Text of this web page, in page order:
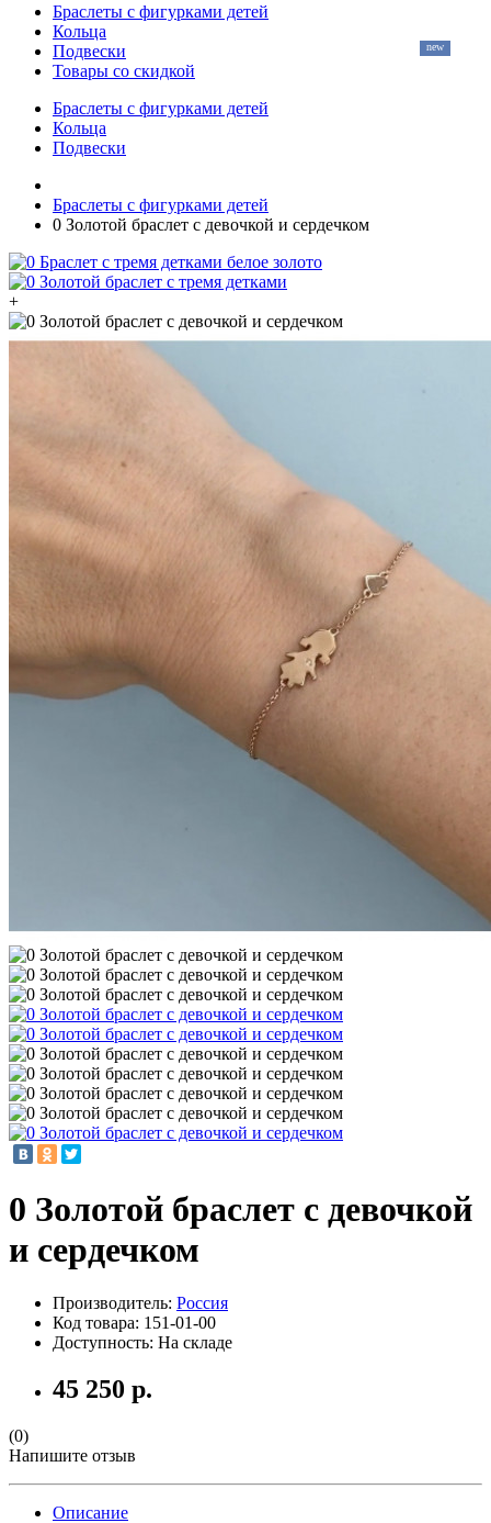
Браслеты с фигурками детей
Кольца
Подвески
Товары со скидкой
Браслеты с фигурками детей
Кольца
Подвески
Браслеты с фигурками детей
0 Золотой браслет с девочкой и сердечком
+
0 Золотой браслет с девочкой
и сердечком
Производитель: Россия
Код товара: 151-01-00
Доступность: На складе
45 250 р.
(0)
Напишите отзыв
Описание